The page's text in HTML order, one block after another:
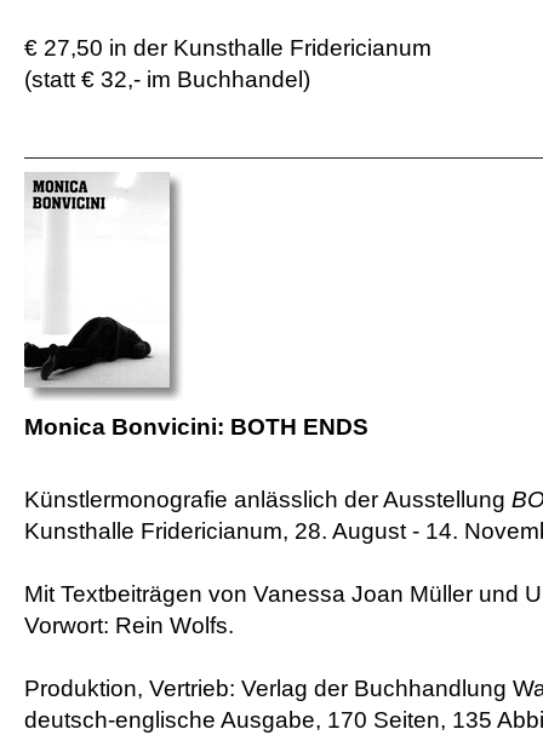
€ 27,50 in der Kunsthalle Fridericianum
(statt € 32,- im Buchhandel)
Monica Bonvicini: BOTH ENDS
Künstlermonografie anlässlich der Ausstellung
Kunsthalle Fridericianum, 28. August - 14.
Mit Textbeiträgen von Vanessa Joan Müller und
Vorwort: Rein Wolfs.
Produktion, Vertrieb: Verlag der Buchhandlung
deutsch-englische Ausgabe, 170 Seiten, 135